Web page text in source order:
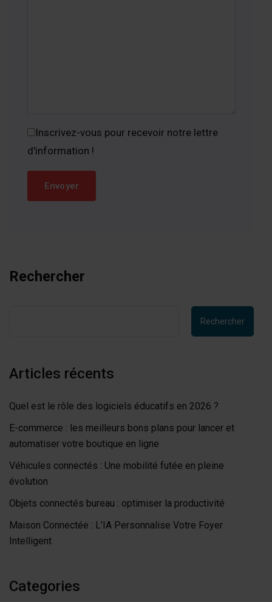
Inscrivez-vous pour recevoir notre lettre
d'information !
Rechercher
Rechercher
Articles récents
Quel est le rôle des logiciels éducatifs en 2026 ?
E-commerce : les meilleurs bons plans pour lancer et
automatiser votre boutique en ligne
Véhicules connectés : Une mobilité futée en pleine
évolution
Objets connectés bureau : optimiser la productivité
Maison Connectée : L’IA Personnalise Votre Foyer
Intelligent
Categories